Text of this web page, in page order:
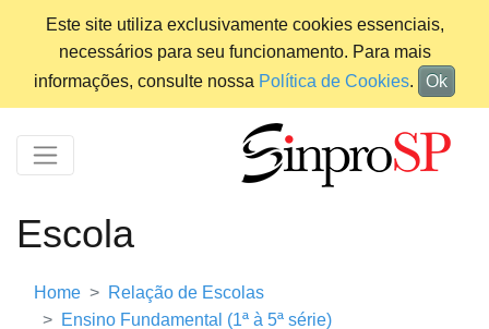
Este site utiliza exclusivamente cookies essenciais,
necessários para seu funcionamento. Para mais
informações, consulte nossa Política de Cookies. Ok
Escola
Home
Relação de Escolas
Ensino Fundamental (1ª à 5ª série)